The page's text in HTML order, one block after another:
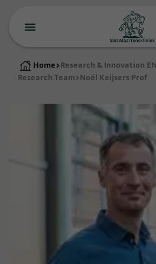
Home > Research & Innovation EN
Research Team > Noël Keijsers Prof